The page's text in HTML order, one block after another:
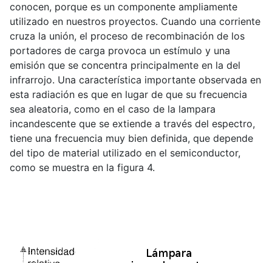
conocen, porque es un componente ampliamente
utilizado en nuestros proyectos. Cuando una corriente
cruza la unión, el proceso de recombinación de los
portadores de carga provoca un estímulo y una
emisión que se concentra principalmente en la del
infrarrojo. Una característica importante observada en
esta radiación es que en lugar de que su frecuencia
sea aleatoria, como en el caso de la lampara
incandescente que se extiende a través del espectro,
tiene una frecuencia muy bien definida, que depende
del tipo de material utilizado en el semiconductor,
como se muestra en la figura 4.